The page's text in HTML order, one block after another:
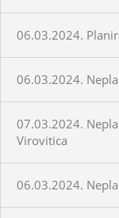
06.03.2024.
06.03.2024.
07.03.2024.
Virovitica
06.03.2024.